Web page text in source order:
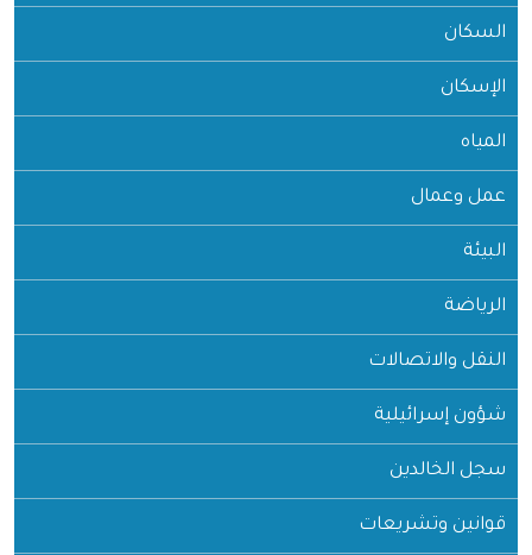
السكان
الإسكان
المياه
عمل وعمال
البيئة
الرياضة
النقل والاتصالات
شؤون إسرائيلية
سجل الخالدين
قوانين وتشريعات